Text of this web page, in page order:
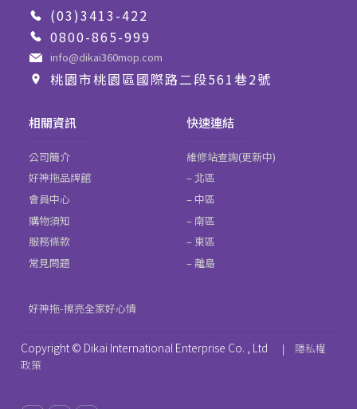
(03)3413-422
0800-865-999
info@dikai360mop.com
桃園市桃園區國際路二段561巷2號
相關資訊
公司簡介
好神拖品牌館
會員中心
購物須知
服務條款
常見問題
快速連結
維修站查詢(更新中)
– 北區
– 中區
– 南區
– 東區
– 離島
好神拖-擦亮全家好心情
Copyright © Dikai International Enterprise Co. , Ltd |
隱私權
政策